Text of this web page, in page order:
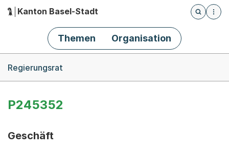
Hauptnavigation
Kanton Basel-Stadt
Öffnet
Themen Organisation
Regierungsrat
P245352
Geschäft